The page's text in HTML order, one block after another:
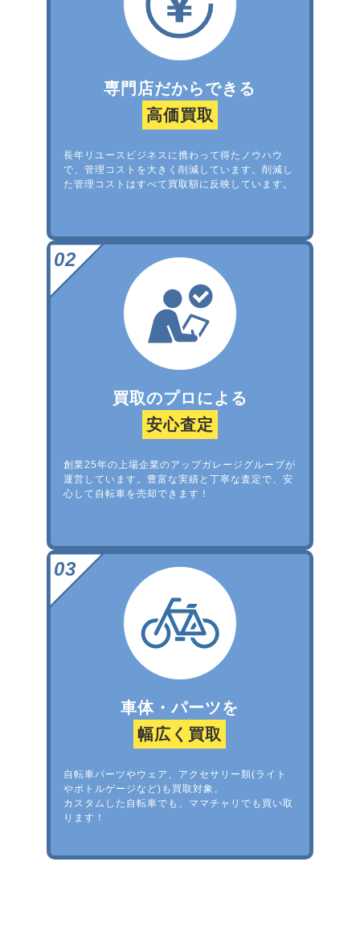
専門店だからできる
高価買取
長年リユースビジネスに携わって得たノウハウ
で、管理コストを大きく削減しています。削減し
た管理コストはすべて買取額に反映しています。
買取のプロによる
安心査定
創業25年の上場企業のアップガレージグループが
運営しています。豊富な実績と丁寧な査定で、安
心して自転車を売却できます！
車体・パーツを
幅広く買取
自転車パーツやウェア、アクセサリー類(ライト
やボトルゲージなど)も買取対象。
カスタムした自転車でも、ママチャリでも買い取
ります！